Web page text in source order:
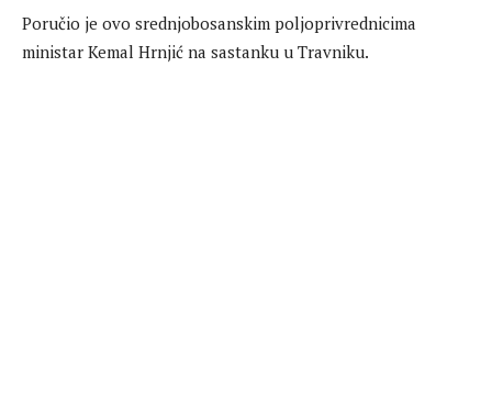
Poručio je ovo srednjobosanskim poljoprivrednicima
ministar Kemal Hrnjić na sastanku u Travniku.